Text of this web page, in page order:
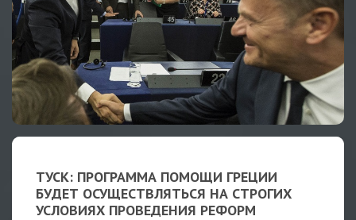
ТУСК: ПРОГРАММА ПОМОЩИ ГРЕЦИИ
БУДЕТ ОСУЩЕСТВЛЯТЬСЯ НА СТРОГИХ
УСЛОВИЯХ ПРОВЕДЕНИЯ РЕФОРМ